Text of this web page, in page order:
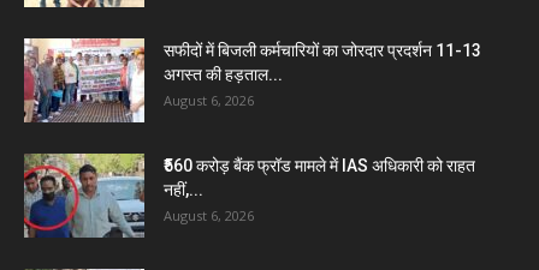
सफीदों में बिजली कर्मचारियों का जोरदार प्रदर्शन 11-13
अगस्त की हड़ताल...
August 6, 2026
₹560 करोड़ बैंक फ्रॉड मामले में IAS अधिकारी को राहत
नहीं,...
August 6, 2026